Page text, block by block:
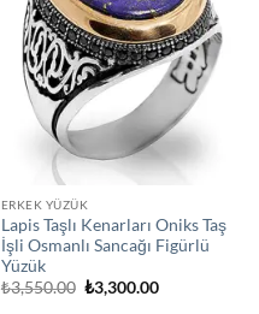
ERKEK YÜZÜK
Lapis Taşlı Kenarları Oniks Taş
İşli Osmanlı Sancağı Figürlü
Yüzük
₺3,550.00 Orijinal
fiyat:
₺3,300.00Şu